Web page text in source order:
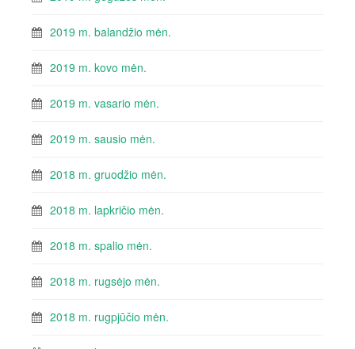
2019 m. balandžio mėn.
2019 m. kovo mėn.
2019 m. vasario mėn.
2019 m. sausio mėn.
2018 m. gruodžio mėn.
2018 m. lapkričio mėn.
2018 m. spalio mėn.
2018 m. rugsėjo mėn.
2018 m. rugpjūčio mėn.